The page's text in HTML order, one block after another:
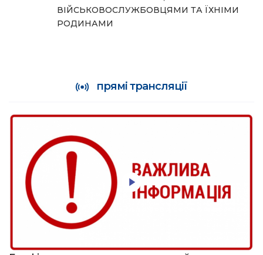
ВІЙСЬКОВОСЛУЖБОВЦЯМИ ТА ЇХНІМИ
РОДИНАМИ
прямі трансляції